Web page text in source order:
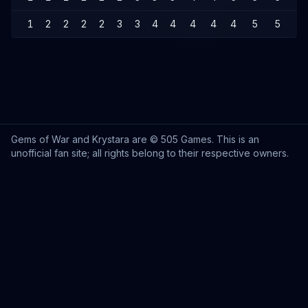
1 2 2 2 2 3 3 4 4 4 4 4 5 5
Gems of War and Krystara are © 505 Games. This is an
unofficial fan site; all rights belong to their respective owners.